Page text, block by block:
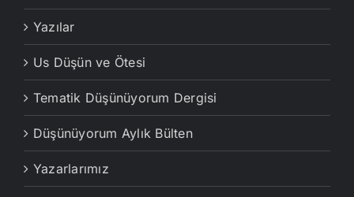
Yazılar
Us Düşün ve Ötesi
Tematik Düşünüyorum Dergisi
Düşünüyorum Aylık Bülten
Yazarlarımız